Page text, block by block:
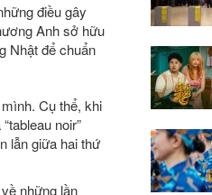
điều gây
Anh sở hữu
Nhật để chuẩn
Cụ thể, khi
tableau noir”
lẫn giữa hai thứ
những lần